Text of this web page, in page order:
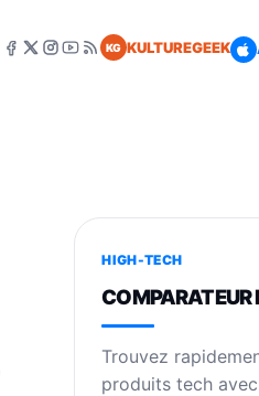
KG KULTUREGEEK
HIGH-TECH
COMPARATEUR
Trouvez
produits tech